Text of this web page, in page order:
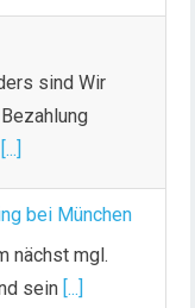
sind Wir
[...]
bei München
nächst mgl.
sein [...]